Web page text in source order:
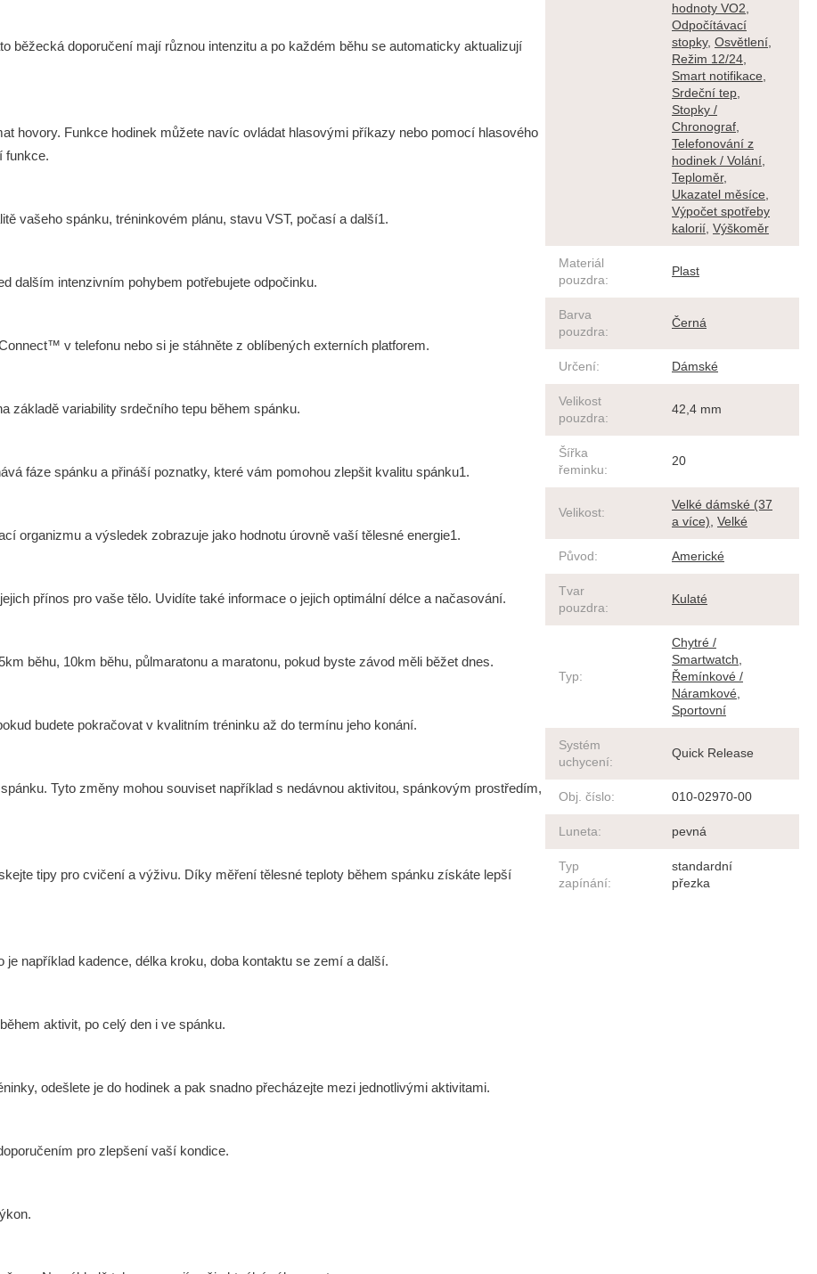
běžecká doporučení mají různou intenzitu a po každém běhu se automaticky aktualizují
hovory. Funkce hodinek můžete navíc ovládat hlasovými příkazy nebo pomocí hlasového
funkce.
vašeho spánku, tréninkovém plánu, stavu VST, počasí a další1.
dalším intenzivním pohybem potřebujete odpočinku.
v telefonu nebo si je stáhněte z oblíbených externích platforem.
základě variability srdečního tepu během spánku.
fáze spánku a přináší poznatky, které vám pomohou zlepšit kvalitu spánku1.
organizmu a výsledek zobrazuje jako hodnotu úrovně vaší tělesné energie1.
přínos pro vaše tělo. Uvidíte také informace o jejich optimální délce a načasování.
běhu, 10km běhu, půlmaratonu a maratonu, pokud byste závod měli běžet dnes.
budete pokračovat v kvalitním tréninku až do termínu jeho konání.
Tyto změny mohou souviset například s nedávnou aktivitou, spánkovým prostředím,
tipy pro cvičení a výživu. Díky měření tělesné teploty během spánku získáte lepší
například kadence, délka kroku, doba kontaktu se zemí a další.
aktivit, po celý den i ve spánku.
odešlete je do hodinek a pak snadno přecházejte mezi jednotlivými aktivitami.
pro zlepšení vaší kondice.
hodnoty VO2,
Odpočítávací
stopky, Osvětlení,
Režim 12/24,
Smart notifikace,
Srdeční tep,
Stopky /
Chronograf,
Telefonování z
hodinek / Volání,
Teploměr,
Ukazatel měsíce,
Výpočet spotřeby
kalorií, Výškoměr
Materiál
pouzdra:
Plast
Barva
pouzdra:
Černá
Určení: Dámské
Velikost
pouzdra:
42,4 mm
Šířka
řeminku:
20
Velikost:
Velké dámské (37
a více), Velké
Původ: Americké
Tvar
pouzdra:
Kulaté
Typ:
Chytré /
Smartwatch,
Řemínkové /
Náramkové,
Sportovní
Systém
uchycení:
Quick Release
Obj. číslo: 010-02970-00
Luneta: pevná
Typ
zapínání:
standardní
přezka